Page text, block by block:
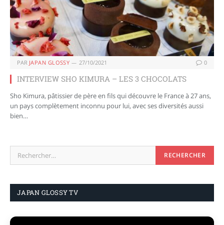
PAR JAPAN GLOSSY 27/10/2021 0
INTERVIEW SHO KIMURA – LES 3 CHOCOLATS
Sho Kimura, pâtissier de père en fils qui découvre le France à 27 ans,
un pays complètement inconnu pour lui, avec ses diversités aussi
bien…
JAPAN GLOSSY TV